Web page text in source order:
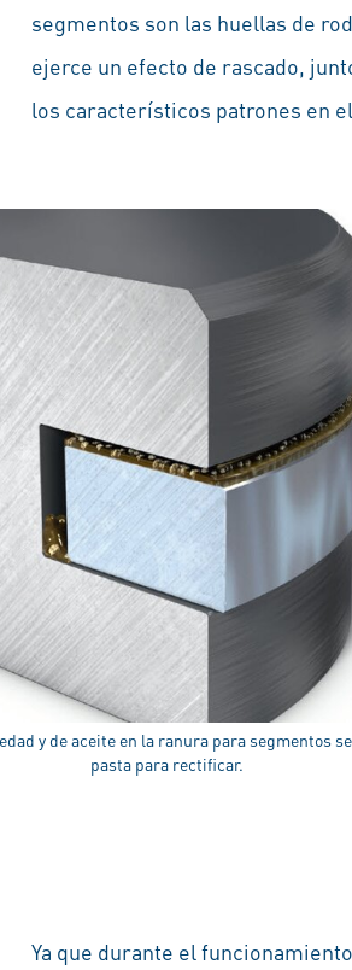
segmentos son las huellas de
ejerce un efecto de rascado,
los característicos patrones en
y de aceite en la ranura para segmentos
pasta para rectificar.
Ya que durante el